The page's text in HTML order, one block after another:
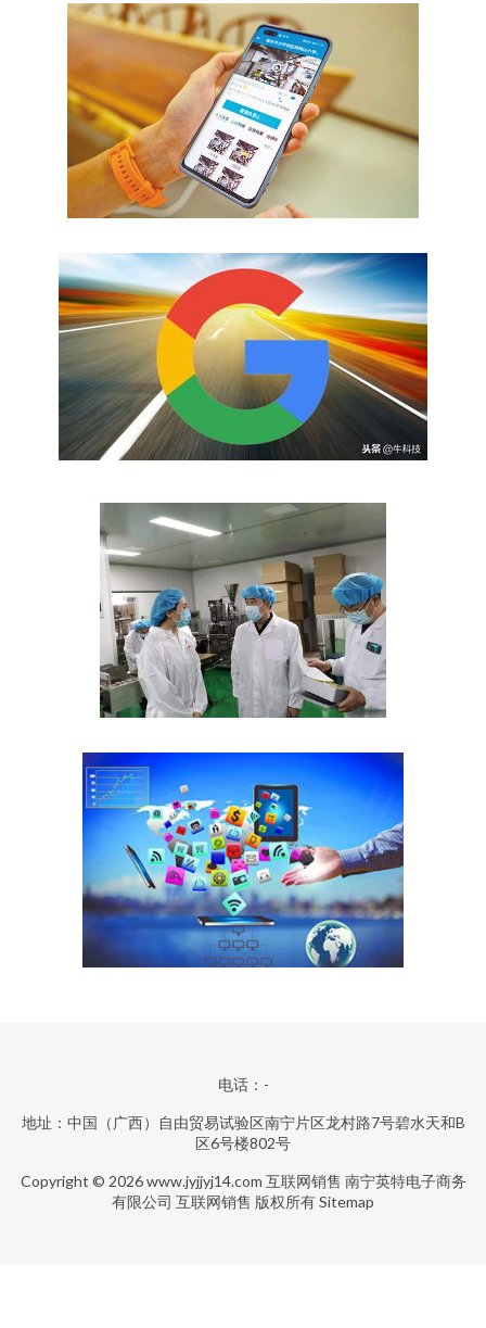
电话：-
地址：中国（广西）自由贸易试验区南宁片区龙村路7号碧水天和B
区6号楼802号
Copyright © 2026www.jyjjyj14.com 互联网销售 南宁英特电子商务
有限公司 互联网销售 版权所有Sitemap